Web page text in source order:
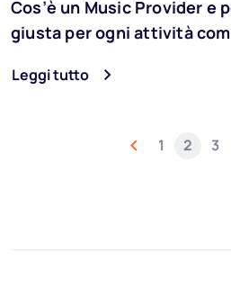
Cos’è un Music Provider e
giusta per ogni attività
Leggi tutto
1 2 3